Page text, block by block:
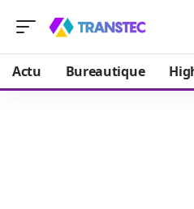
Actu Bureautique